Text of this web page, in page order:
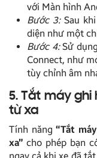
với Màn hình
Bước 3:Sau khi
diện như một
Bước 4:Sử
Connect, như
tùy chỉnh âm
5. Tắt máy ghi
từ xa
Tính năng“Tắt
xa” cho phép bạn